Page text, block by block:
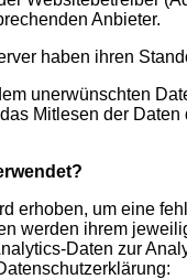
Anbieter.
haben ihren
unerwünschten
Mitlesen der
erhoben, um eine
werden ihrem
Daten zur